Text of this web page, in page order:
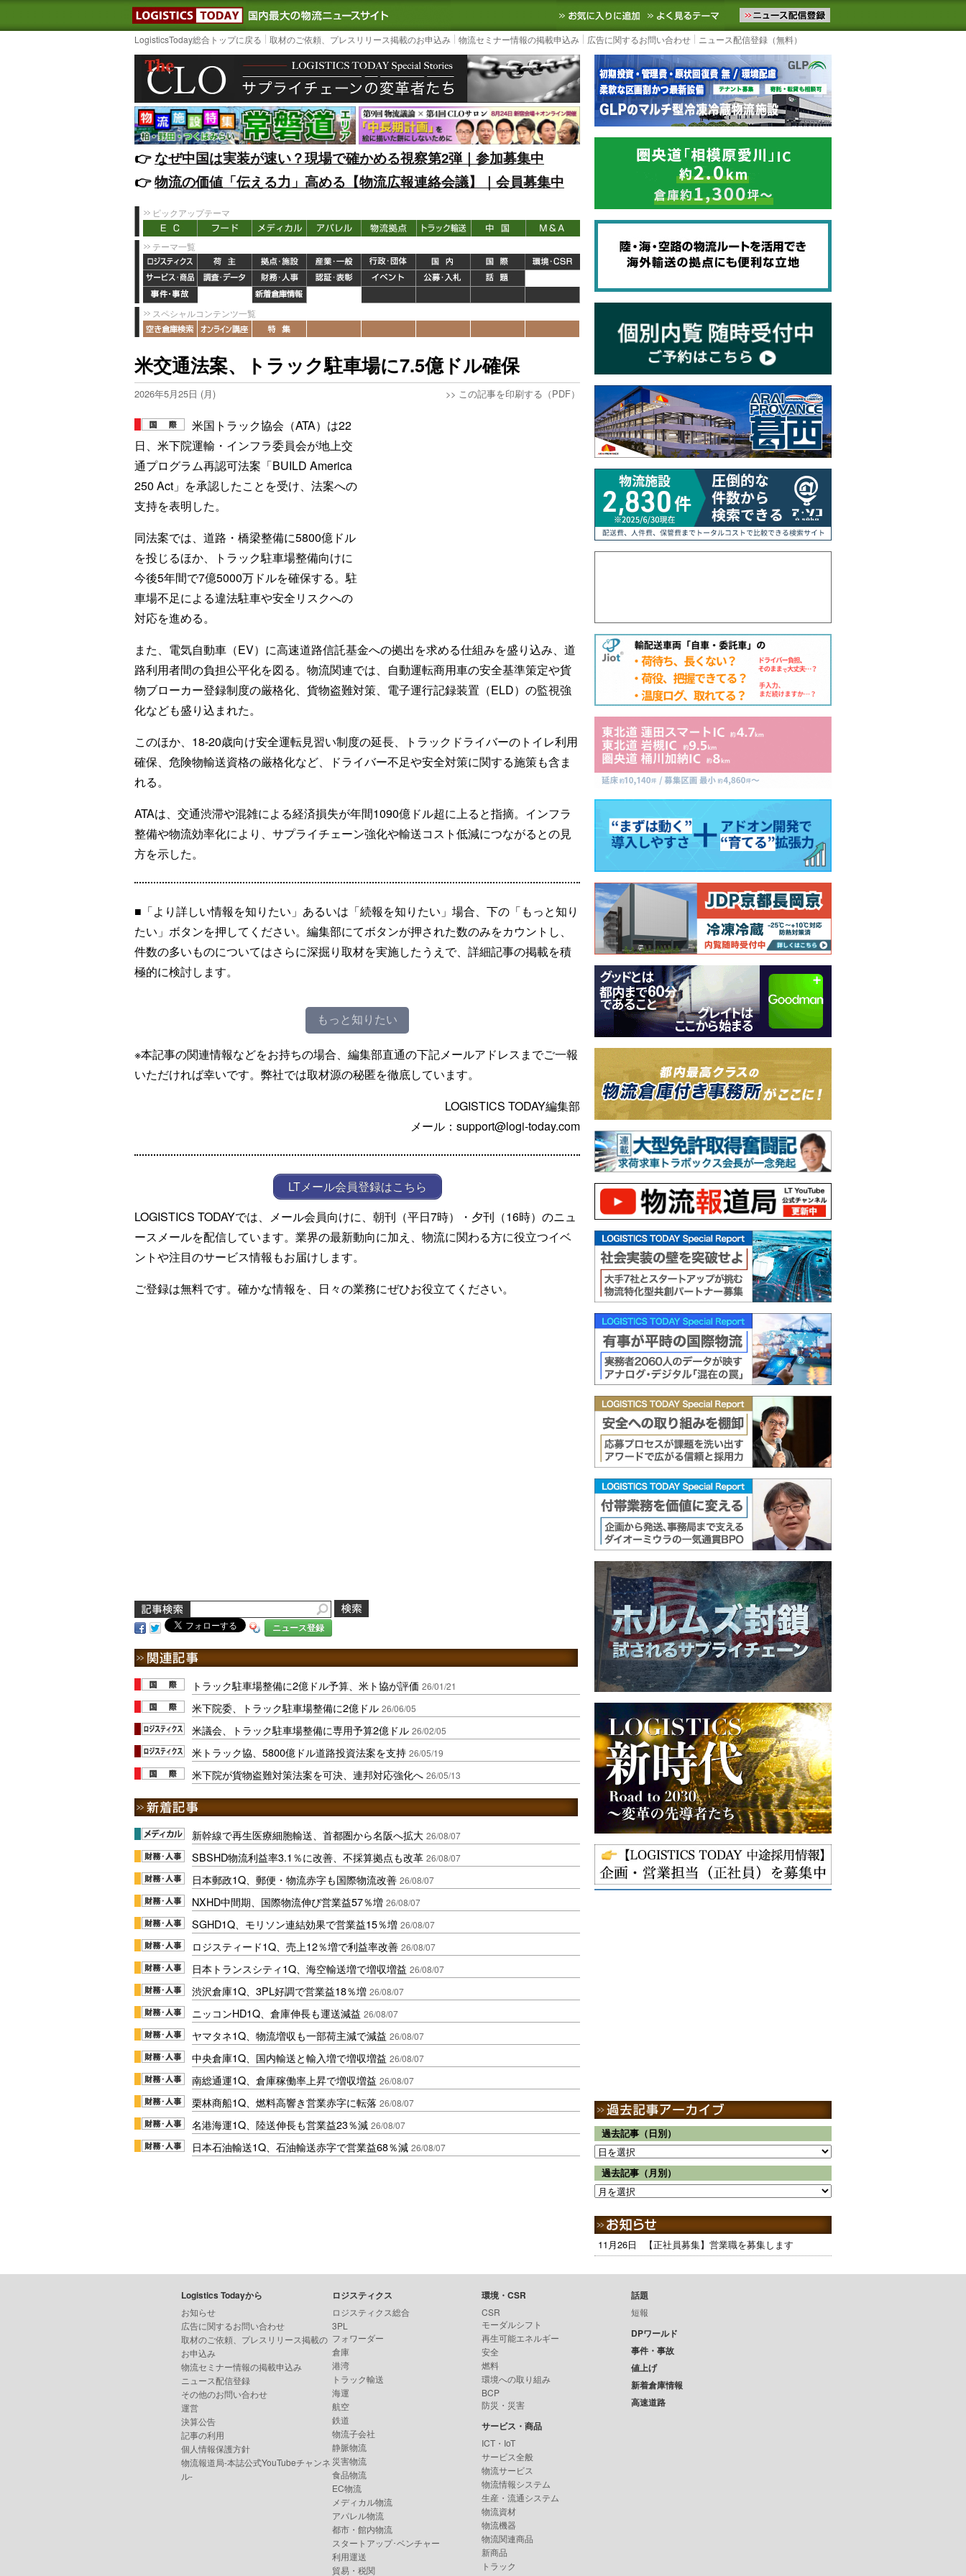
LOGISTICS TODAY｜国内最大の物流ニュースサイト3PL, SCMなど国内外の最新の物流ニュースをお届けします。物流ニュースメール配信を登録す
お気に入りに追加 よく見るテーマ
LogisticsToday総合トップに戻る 取材のご依頼、プレスリリース掲載のお申込み 物流セミナー情報の掲載申込み 広告に関するお問い合わせ ニュース配信登録（無料）
👉️なぜ中国は実装が速い？現場で確かめる視察第2弾｜参加募集中
👉️物流の価値「伝える力」高める【物流広報連絡会議】｜会員募集中
ピックアップテーマ
テーマ一覧
スペシャルコンテンツ一覧
米交通法案、トラック駐車場に7.5億ドル確保
2026年5月25日 (月) >> この記事を印刷する（PDF）
米国トラック協会（ATA）は22
日、米下院運輸・インフラ委員会が地上交
通プログラム再認可法案「BUILD America
250 Act」を承認したことを受け、法案への
支持を表明した。
同法案では、道路・橋梁整備に5800億ドル
を投じるほか、トラック駐車場整備向けに
今後5年間で7億5000万ドルを確保する。駐
車場不足による違法駐車や安全リスクへの
対応を進める。
また、電気自動車（EV）に高速道路信託基金への拠出を求める仕組みを盛り込み、道
路利用者間の負担公平化を図る。物流関連では、自動運転商用車の安全基準策定や貨
物ブローカー登録制度の厳格化、貨物盗難対策、電子運行記録装置（ELD）の監視強
化なども盛り込まれた。
このほか、18-20歳向け安全運転見習い制度の延長、トラックドライバーのトイレ利用
確保、危険物輸送資格の厳格化など、ドライバー不足や安全対策に関する施策も含ま
れる。
ATAは、交通渋滞や混雑による経済損失が年間1090億ドル超に上ると指摘。インフラ
整備や物流効率化により、サプライチェーン強化や輸送コスト低減につながるとの見
方を示した。
■「より詳しい情報を知りたい」あるいは「続報を知りたい」場合、下の「もっと知り
たい」ボタンを押してください。編集部にてボタンが押された数のみをカウントし、
件数の多いものについてはさらに深掘り取材を実施したうえで、詳細記事の掲載を積
極的に検討します。
もっと知りたい
※本記事の関連情報などをお持ちの場合、編集部直通の下記メールアドレスまでご一報
いただければ幸いです。弊社では取材源の秘匿を徹底しています。
LOGISTICS TODAY編集部
メール：support@logi-today.com
LTメール会員登録はこちら
LOGISTICS TODAYでは、メール会員向けに、朝刊（平日7時）・夕刊（16時）のニュ
ースメールを配信しています。業界の最新動向に加え、物流に関わる方に役立つイベ
ントや注目のサービス情報もお届けします。
ご登録は無料です。確かな情報を、日々の業務にぜひお役立てください。
ニュース登録
トラック駐車場整備に2億ドル予算、米ト協が評価 26/01/21
米下院委、トラック駐車場整備に2億ドル 26/06/05
米議会、トラック駐車場整備に専用予算2億ドル 26/02/05
米トラック協、5800億ドル道路投資法案を支持 26/05/19
米下院が貨物盗難対策法案を可決、連邦対応強化へ 26/05/13
新幹線で再生医療細胞輸送、首都圏から名阪へ拡大 26/08/07
SBSHD物流利益率3.1％に改善、不採算拠点も改革 26/08/07
日本郵政1Q、郵便・物流赤字も国際物流改善 26/08/07
NXHD中間期、国際物流伸び営業益57％増 26/08/07
SGHD1Q、モリソン連結効果で営業益15％増 26/08/07
ロジスティード1Q、売上12％増で利益率改善 26/08/07
日本トランスシティ1Q、海空輸送増で増収増益 26/08/07
渋沢倉庫1Q、3PL好調で営業益18％増 26/08/07
ニッコンHD1Q、倉庫伸長も運送減益 26/08/07
ヤマタネ1Q、物流増収も一部荷主減で減益 26/08/07
中央倉庫1Q、国内輸送と輸入増で増収増益 26/08/07
南総通運1Q、倉庫稼働率上昇で増収増益 26/08/07
栗林商船1Q、燃料高響き営業赤字に転落 26/08/07
名港海運1Q、陸送伸長も営業益23％減 26/08/07
日本石油輸送1Q、石油輸送赤字で営業益68％減 26/08/07
過去記事（日別）
過去記事（月別）
11月26日 【正社員募集】営業職を募集します
Logistics Todayから
お知らせ
広告に関するお問い合わせ
取材のご依頼、プレスリリース掲載の
お申込み
物流セミナー情報の掲載申込み
ニュース配信登録
その他のお問い合わせ
運営
決算公告
記事の利用
個人情報保護方針
物流報道局-本誌公式YouTubeチャンネ
ル-
ロジスティクス
ロジスティクス総合
3PL
フォワーダー
倉庫
港湾
トラック輸送
海運
航空
鉄道
物流子会社
静脈物流
災害物流
食品物流
EC物流
メディカル物流
アパレル物流
都市・館内物流
スタートアップ･ベンチャー
利用運送
貿易・税関
環境・CSR
CSR
モーダルシフト
再生可能エネルギー
安全
燃料
環境への取り組み
BCP
防災・災害
サービス・商品
ICT・IoT
サービス全般
物流サービス
物流情報システム
生産・流通システム
物流資材
物流機器
物流関連商品
新商品
トラック
話題
短報
DPワールド
事件・事故
値上げ
新着倉庫情報
高速道路